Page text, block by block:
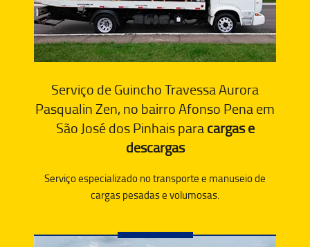
Serviço de Guincho Travessa Aurora
Pasqualin Zen, no bairro Afonso Pena em
São José dos Pinhais paracargas e
descargas
Serviço especializado no transporte e manuseio de
cargas pesadas e volumosas.